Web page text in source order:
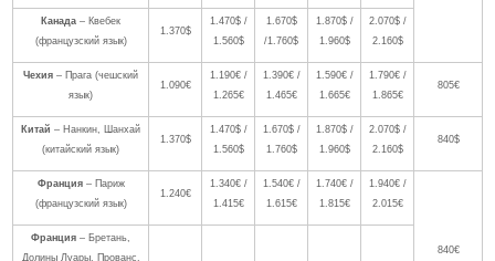
Канада – Квебек
(французский язык)
1.370$
1.470$ /
1.560$
1.670$
/1.760$
1.870$ /
1.960$
2.070$ /
2.160$
Чехия – Прага (чешский
язык)
1.090€
1.190€ /
1.265€
1.390€ /
1.465€
1.590€ /
1.665€
1.790€ /
1.865€
805€
Китай – Нанкин, Шанхай
(китайский язык)
1.370$
1.470$ /
1.560$
1.670$ /
1.760$
1.870$ /
1.960$
2.070$ /
2.160$
840$
Франция – Париж
(французский язык)
1.240€
1.340€ /
1.415€
1.540€ /
1.615€
1.740€ /
1.815€
1.940€ /
2.015€
840€
Франция – Бретань,
Долины Луары, Прованс,